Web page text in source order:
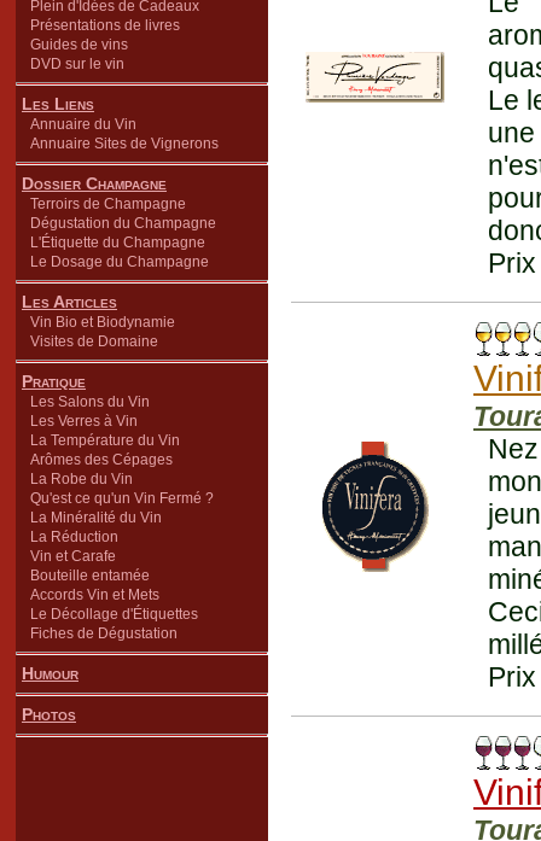
Plein d'Idées de Cadeaux
Présentations de livres
Guides de vins
DVD sur le vin
Les Liens
Annuaire du Vin
Annuaire Sites de Vignerons
Dossier Champagne
Terroirs de Champagne
Dégustation du Champagne
L'Étiquette du Champagne
Le Dosage du Champagne
Les Articles
Vin Bio et Biodynamie
Visites de Domaine
Pratique
Les Salons du Vin
Les Verres à Vin
La Température du Vin
Arômes des Cépages
La Robe du Vin
Qu'est ce qu'un Vin Fermé ?
La Minéralité du Vin
La Réduction
Vin et Carafe
Bouteille entamée
Accords Vin et Mets
Le Décollage d'Étiquettes
Fiches de Dégustation
Humour
Photos
Le